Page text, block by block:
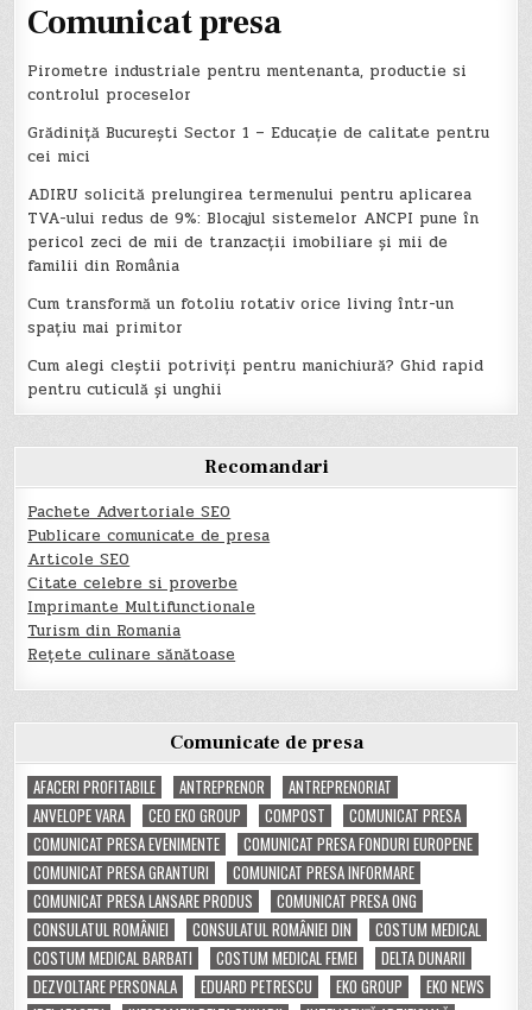
Comunicat presa
Pirometre industriale pentru mentenanta, productie si
controlul proceselor
Grădiniță București Sector 1 – Educație de calitate pentru
cei mici
ADIRU solicită prelungirea termenului pentru aplicarea
TVA-ului redus de 9%: Blocajul sistemelor ANCPI pune în
pericol zeci de mii de tranzacții imobiliare și mii de
familii din România
Cum transformă un fotoliu rotativ orice living într-un
spațiu mai primitor
Cum alegi cleștii potriviți pentru manichiură? Ghid rapid
pentru cuticulă și unghii
Recomandari
Pachete Advertoriale SEO
Publicare comunicate de presa
Articole SEO
Citate celebre si proverbe
Imprimante Multifunctionale
Turism din Romania
Rețete culinare sănătoase
Comunicate de presa
AFACERI PROFITABILE
ANTREPRENOR
ANTREPRENORIAT
ANVELOPE VARA
CEO EKO GROUP COMPOST
COMUNICAT PRESA
COMUNICAT PRESA EVENIMENTE
COMUNICAT PRESA FONDURI EUROPENE
COMUNICAT PRESA GRANTURI
COMUNICAT PRESA INFORMARE
COMUNICAT PRESA LANSARE PRODUS
COMUNICAT PRESA ONG
CONSULATUL ROMÂNIEI
CONSULATUL ROMÂNIEI DIN
COSTUM MEDICAL
COSTUM MEDICAL BARBATI
COSTUM MEDICAL FEMEI
DELTA DUNARII
DEZVOLTARE PERSONALA
EDUARD PETRESCU EKO GROUP
EKO NEWS